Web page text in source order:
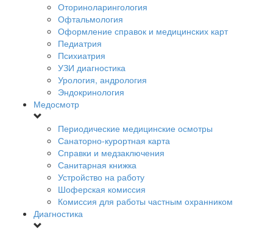
Оториноларингология
Офтальмология
Оформление справок и медицинских карт
Педиатрия
Психиатрия
УЗИ диагностика
Урология, андрология
Эндокринология
Медосмотр
Периодические медицинские осмотры
Санаторно-курортная карта
Справки и медзаключения
Санитарная книжка
Устройство на работу
Шоферская комиссия
Комиссия для работы частным охранником
Диагностика